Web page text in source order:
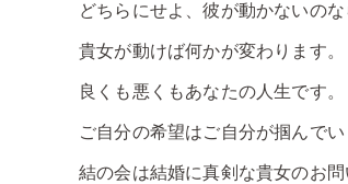
どちらにせよ、彼が動かないの
貴女が動けば何かが変わります。
良くも悪くもあなたの人生です。
ご自分の希望はご自分が掴んでい
結の会は結婚に真剣な貴女のお